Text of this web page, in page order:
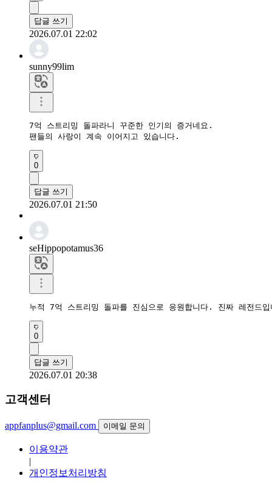
답글 쓰기
2026.07.01 22:02
sunny99lim
7억 스트리밍 돌파라니 꾸준한 인기의 증거네요.
팬들의 사랑이 계속 이어지고 있습니다.
0
답글 쓰기
2026.07.01 21:50
seHippopotamus36
누적 7억 스트리밍 돌파를 진심으로 응원합니다. 진짜 레전드
0
답글 쓰기
2026.07.01 20:38
고객센터
appfanplus@gmail.com 이메일 문의
이용약관
|
개인정보처리방침